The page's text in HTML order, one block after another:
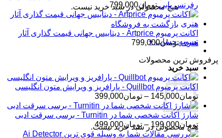
هیچ محصولی در سبد خرید نیست.
بازگشت به فروشگاه
تسویه حساب +
سبد خرید
هیچ محصولی در سبد خرید نیست.
رفرنس یابی تومان799,000
اکانت پرمیوم Artprice - دیتابیس جهانی قیمت ‌گذاری آثار
هنری تومان799,000
پرفروش ترین محصولات
اکانت پرمیوم Quillbot - پارافریز و ویرایش متون انگلیسی
تومان145,000
– تومان399,000محدوده
قیمت:
تومان145,000
تا
تومان399,000
شارژ اکانت شخصی شما در Turnitin - برسی سرقت ادبی
تومان199,000
– تومان499,000محدوده
قیمت: